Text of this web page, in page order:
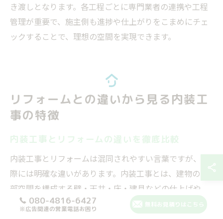
き渡しとなります。各工程ごとに専門業者の連携や工程
管理が重要で、施主側も進捗や仕上がりをこまめにチェ
ックすることで、理想の空間を実現できます。
リフォームとの違いから見る内装工
事の特徴
内装工事とリフォームの違いを徹底比較
内装工事とリフォームは混同されやすい言葉ですが、実
際には明確な違いがあります。内装工事とは、建物の内
部空間を構成する壁・天井・床・建具などの仕上げや、
間仕切り・設備配線の設置など、主に建物内の機能や美
080-4816-6427
※広告関連の営業電話お困り
無料お見積りはこちら